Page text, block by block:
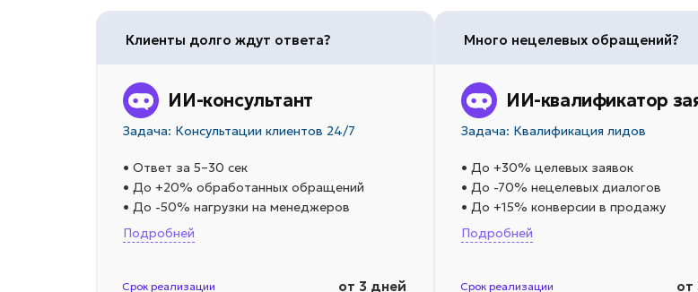
Клиенты долго ждут ответа?
ИИ-консультант
Задача: Консультации клиентов 24/7
• Ответ за 5–30 сек
• До +20% обработанных обращений
• До -50% нагрузки на менеджеров
Подробней
Срок реализации от 3 дней
Много нецелевых обращений?
ИИ-квалификатор
Задача: Квалификация лидов
• До +30% целевых заявок
• До -70% нецелевых диалогов
• До +15% конверсии в продажу
Подробней
Срок реализации от